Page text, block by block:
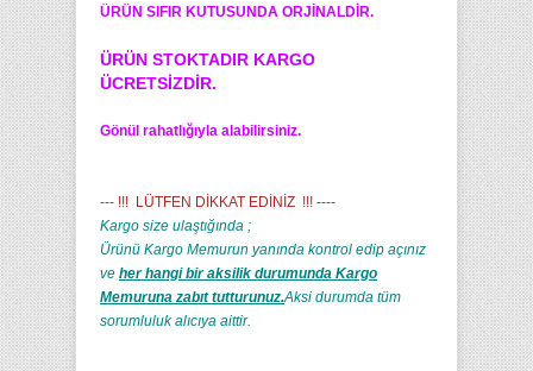
ÜRÜN SIFIR KUTUSUNDA ORJİNALDİR.
ÜRÜN STOKTADIR KARGO
ÜCRETSİZDİR.
Gönül rahatlığıyla alabilirsiniz.
--- !!! LÜTFEN DİKKAT EDİNİZ !!! ----
Kargo size ulaştığında ;
Ürünü Kargo Memurun yanında kontrol edip açınız
ve her hangi bir aksilik durumunda Kargo
Memuruna zabıt tutturunuz.Aksi durumda tüm
sorumluluk alıcıya aittir.